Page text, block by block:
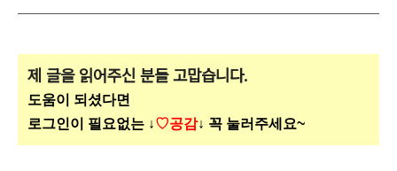
제 글을 읽어주신 분들 고맙습니다.
도움이 되셨다면
로그인이 필요없는 ↓♡공감↓ 꼭 눌러주세요~